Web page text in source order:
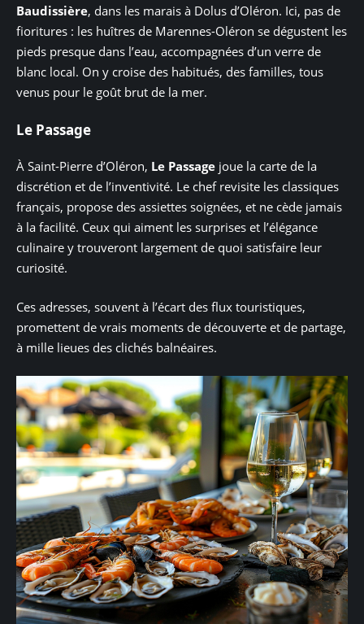
Baudissière, dans les marais à Dolus d’Oléron. Ici, pas de
fioritures : les huîtres de Marennes-Oléron se dégustent les
pieds presque dans l’eau, accompagnées d’un verre de
blanc local. On y croise des habitués, des familles, tous
venus pour le goût brut de la mer.
Le Passage
À Saint-Pierre d’Oléron, Le Passage joue la carte de la
discrétion et de l’inventivité. Le chef revisite les classiques
français, propose des assiettes soignées, et ne cède jamais
à la facilité. Ceux qui aiment les surprises et l’élégance
culinaire y trouveront largement de quoi satisfaire leur
curiosité.
Ces adresses, souvent à l’écart des flux touristiques,
promettent de vrais moments de découverte et de partage,
à mille lieues des clichés balnéaires.